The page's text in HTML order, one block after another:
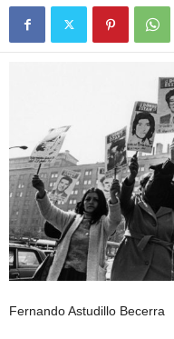
Fernando Astudillo Becerra